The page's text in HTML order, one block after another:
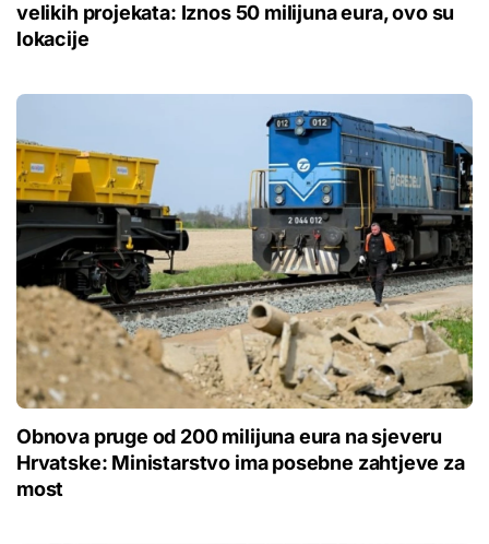
velikih projekata: Iznos 50 milijuna eura, ovo su
lokacije
Obnova pruge od 200 milijuna eura na sjeveru
Hrvatske: Ministarstvo ima posebne zahtjeve za
most